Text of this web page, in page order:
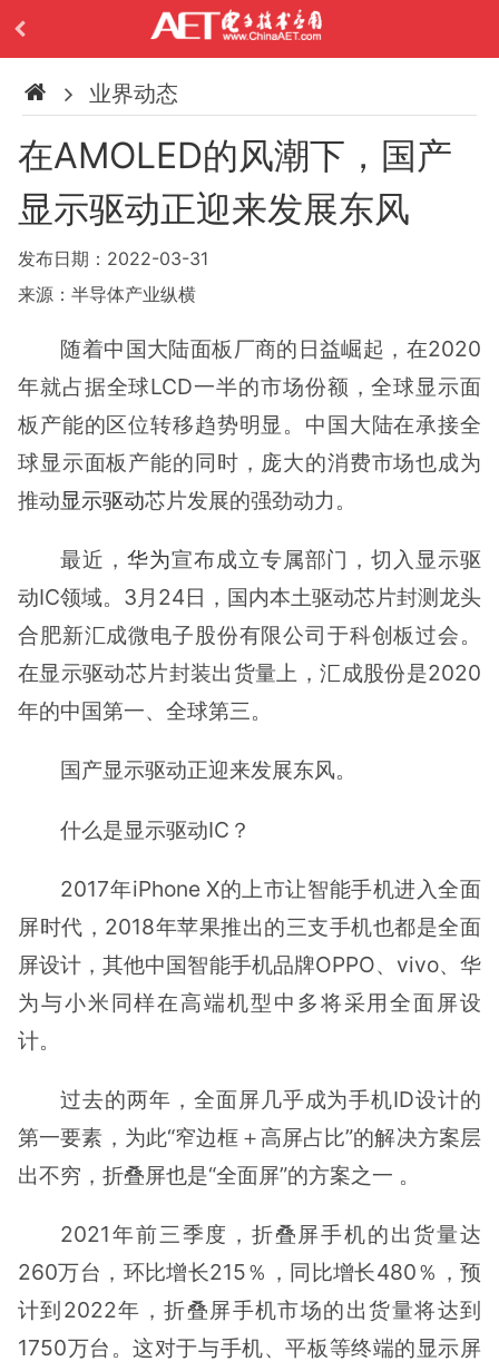
业界动态
在AMOLED的风潮下，国产
显示驱动正迎来发展东风
发布日期：2022-03-31
来源：半导体产业纵横
随着中国大陆面板厂商的日益崛起，在2020
年就占据全球LCD一半的市场份额，全球显示面
板产能的区位转移趋势明显。中国大陆在承接全
球显示面板产能的同时，庞大的消费市场也成为
推动显示驱动芯片发展的强劲动力。
最近，华为宣布成立专属部门，切入显示驱
动IC领域。3月24日，国内本土驱动芯片封测龙头
合肥新汇成微电子股份有限公司于科创板过会。
在显示驱动芯片封装出货量上，汇成股份是2020
年的中国第一、全球第三。
国产显示驱动正迎来发展东风。
什么是显示驱动IC？
2017年iPhone X的上市让智能手机进入全面
屏时代，2018年苹果推出的三支手机也都是全面
屏设计，其他中国智能手机品牌OPPO、vivo、华
为与小米同样在高端机型中多将采用全面屏设
计。
过去的两年，全面屏几乎成为手机ID设计的
第一要素，为此“窄边框＋高屏占比”的解决方案层
出不穷，折叠屏也是“全面屏”的方案之一 。
2021年前三季度，折叠屏手机的出货量达
260万台，环比增长215％，同比增长480％，预
计到2022年，折叠屏手机市场的出货量将达到
1750万台。这对于与手机、平板等终端的显示屏